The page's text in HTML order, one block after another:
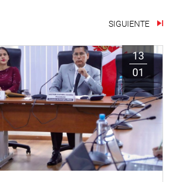
SIGUIENTE
13
01